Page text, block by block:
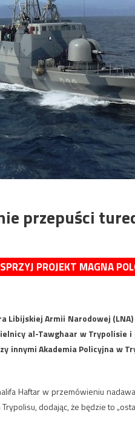
przepuści
PROJEKT MAGNA
Armii Narodowej
al-Tawghaar w Trypolisie
innymi Akademia Policyjna w
Haftar w przemówieniu
dodając, że będzie to